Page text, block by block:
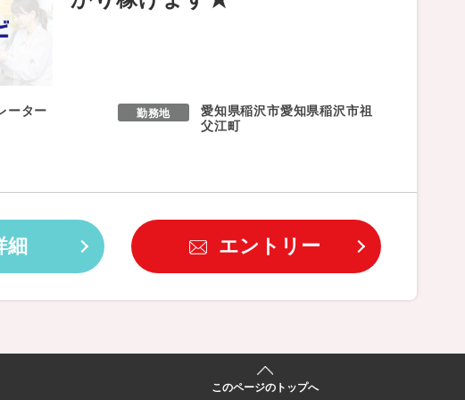
ーター 勤務地
愛知県稲沢市愛知県稲沢市祖
父江町
細 エントリー
このページのトップへ